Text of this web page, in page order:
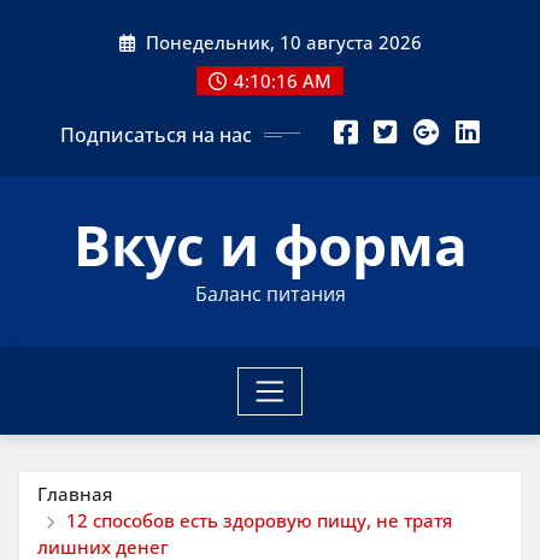
Понедельник, 10 августа 2026
4:10:18 AM
Подписаться на нас
Вкус и форма
Баланс питания
Главная
12 способов есть здоровую пищу, не тратя
лишних денег